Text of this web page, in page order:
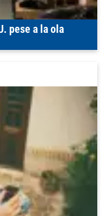
pese a la ola